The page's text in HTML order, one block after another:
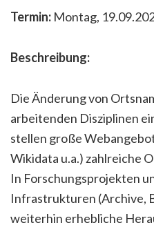
Termin: Montag,
Beschreibung:
Die Änderung von
arbeitenden Disziplinen
stellen große
Wikidata u.a.) zahlreiche
In Forschungsprojekten
Infrastrukturen (Archive,
weiterhin erhebliche